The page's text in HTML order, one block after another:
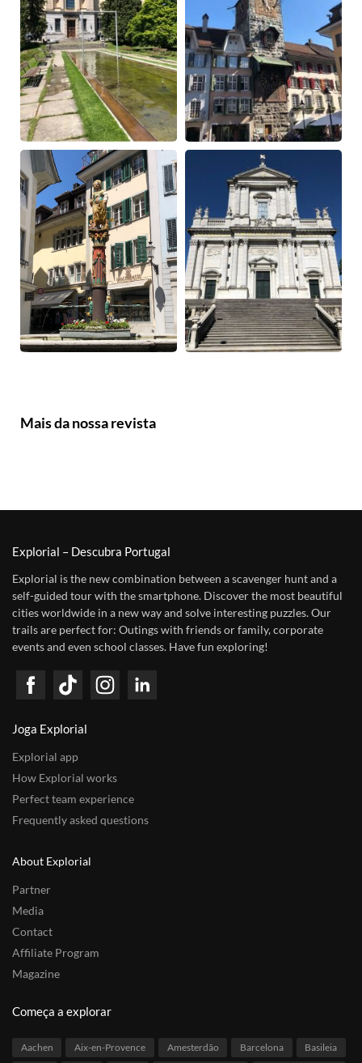
Mais da nossa revista
Explorial – Descubra Portugal
Explorial is the new combination between a scavenger hunt and a
self-guided tour with the smartphone. Discover the most beautiful
cities worldwide in a new way and solve interesting puzzles. Our
trails are perfect for: Outings with friends or family, corporate
events and even school classes. Have fun exploring!
Joga Explorial
Explorial app
How Explorial works
Perfect team experience
Frequently asked questions
About Explorial
Partner
Media
Contact
Affiliate Program
Magazine
Começa a explorar
Aachen Aix-en-Provence Amesterdão Barcelona Basileia